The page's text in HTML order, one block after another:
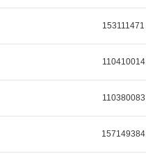
153111471
110410014
110380083
157149384